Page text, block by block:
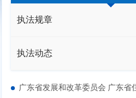
执法规章
执法动态
广东省发展和改革委员会 广东省